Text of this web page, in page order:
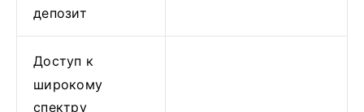
депозит
Доступ к
широкому
спектру